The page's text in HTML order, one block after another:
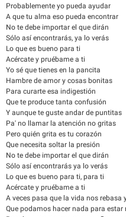
Probablemente yo pueda ayudar
A que tu alma eso pueda encontrar
No te debe importar el que dirán
Sólo así encontrarás, ya lo verás
Lo que es bueno para ti
Acércate y pruébame a ti
Yo sé que tienes en la pancita
Hambre de amor y cosas bonitas
Para curarte esa indigestión
Que te produce tanta confusión
Y aunque te guste andar de puntitas
Pa' no llamar la atención no gritas
Pero quién grita es tu corazón
Que necesita soltar la presión
No te debe importar el que dirán
Sólo así encontrarás ya lo verás
Lo que es bueno para ti, para ti
Acércate y pruébame a ti
A veces pasa que la vida nos rebasa
Que podamos hacer nada para estar